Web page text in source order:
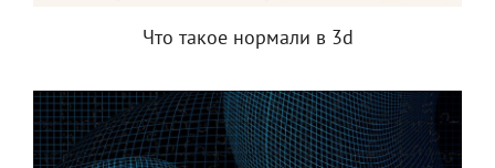
Что такое нормали в 3d